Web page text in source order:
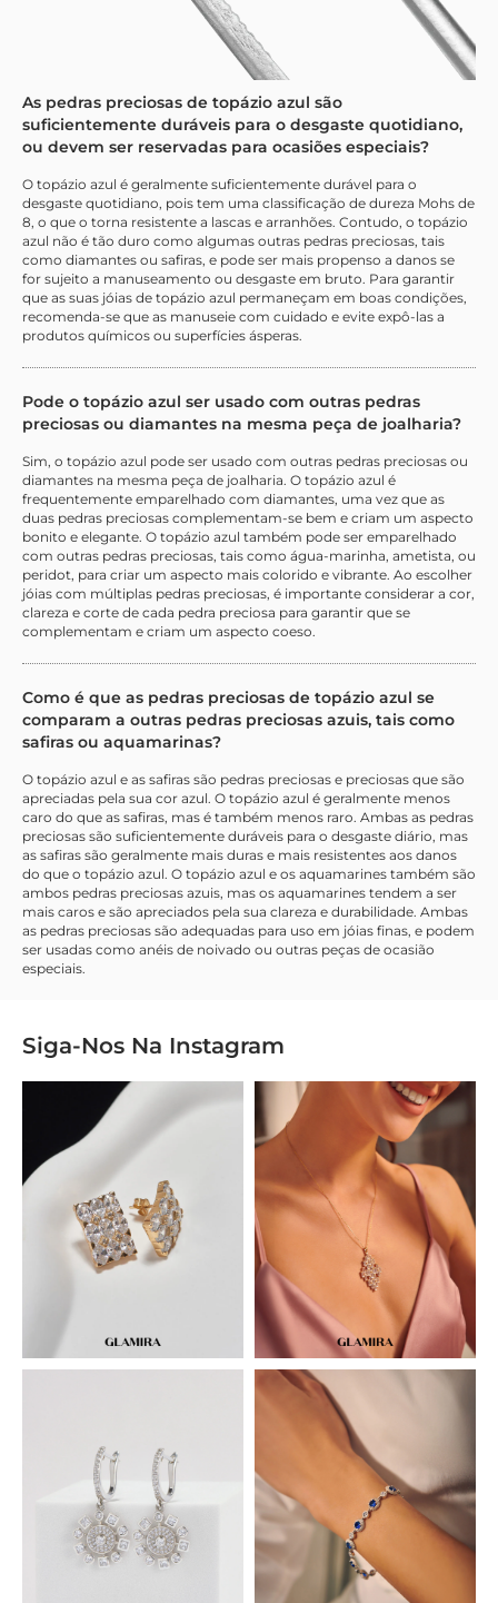
As pedras preciosas de topázio azul são
suficientemente duráveis para o desgaste quotidiano,
ou devem ser reservadas para ocasiões especiais?
O topázio azul é geralmente suficientemente durável para o
desgaste quotidiano, pois tem uma classificação de dureza Mohs de
8, o que o torna resistente a lascas e arranhões. Contudo, o topázio
azul não é tão duro como algumas outras pedras preciosas, tais
como diamantes ou safiras, e pode ser mais propenso a danos se
for sujeito a manuseamento ou desgaste em bruto. Para garantir
que as suas jóias de topázio azul permaneçam em boas condições,
recomenda-se que as manuseie com cuidado e evite expô-las a
produtos químicos ou superfícies ásperas.
Pode o topázio azul ser usado com outras pedras
preciosas ou diamantes na mesma peça de joalharia?
Sim, o topázio azul pode ser usado com outras pedras preciosas ou
diamantes na mesma peça de joalharia. O topázio azul é
frequentemente emparelhado com diamantes, uma vez que as
duas pedras preciosas complementam-se bem e criam um aspecto
bonito e elegante. O topázio azul também pode ser emparelhado
com outras pedras preciosas, tais como água-marinha, ametista, ou
peridot, para criar um aspecto mais colorido e vibrante. Ao escolher
jóias com múltiplas pedras preciosas, é importante considerar a cor,
clareza e corte de cada pedra preciosa para garantir que se
complementam e criam um aspecto coeso.
Como é que as pedras preciosas de topázio azul se
comparam a outras pedras preciosas azuis, tais como
safiras ou aquamarinas?
O topázio azul e as safiras são pedras preciosas e preciosas que são
apreciadas pela sua cor azul. O topázio azul é geralmente menos
caro do que as safiras, mas é também menos raro. Ambas as pedras
preciosas são suficientemente duráveis para o desgaste diário, mas
as safiras são geralmente mais duras e mais resistentes aos danos
do que o topázio azul. O topázio azul e os aquamarines também são
ambos pedras preciosas azuis, mas os aquamarines tendem a ser
mais caros e são apreciados pela sua clareza e durabilidade. Ambas
as pedras preciosas são adequadas para uso em jóias finas, e podem
ser usadas como anéis de noivado ou outras peças de ocasião
especiais.
Siga-Nos Na Instagram